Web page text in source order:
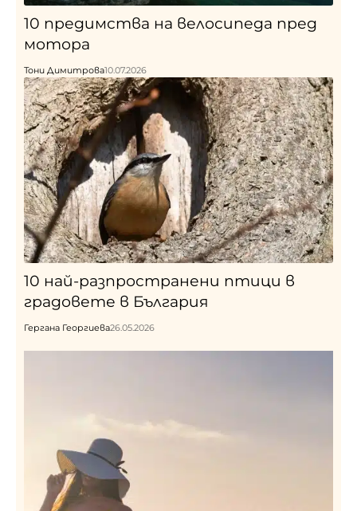
10 предимства на велосипеда пред
мотора
Тони Димитрова10.07.2026
10 най-разпространени птици в
градовете в България
Гергана Георгиева26.05.2026